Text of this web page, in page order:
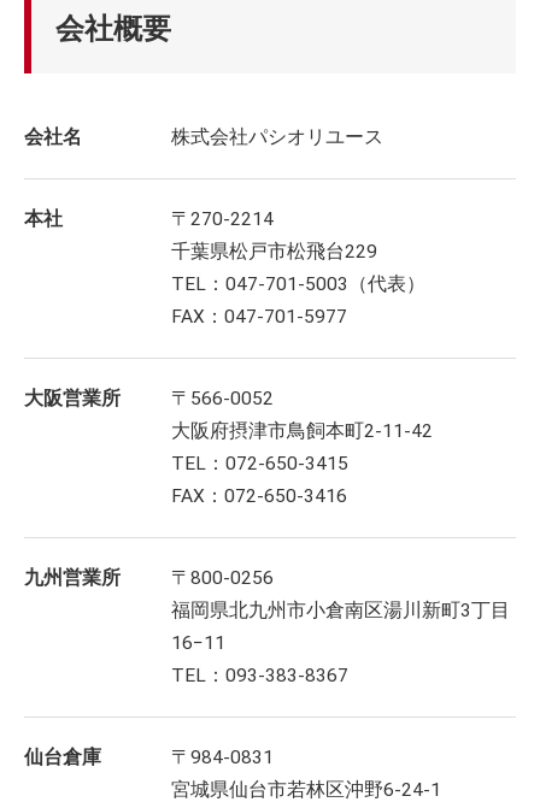
会社概要
会社名 株式会社パシオリユース
本社
〒270-2214
千葉県松戸市松飛台229
TEL：047-701-5003（代表）
FAX：047-701-5977
大阪営業所
〒566-0052
大阪府摂津市鳥飼本町2-11-42
TEL：072-650-3415
FAX：072-650-3416
九州営業所
〒800-0256
福岡県北九州市小倉南区湯川新町3丁目
16−11
TEL：093-383-8367
仙台倉庫
〒984-0831
宮城県仙台市若林区沖野6-24-1